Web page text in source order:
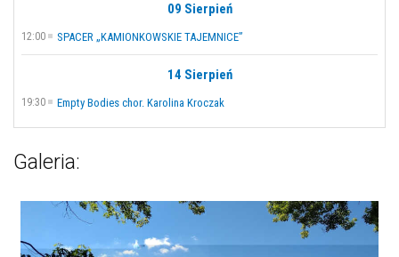
09 Sierpień
12:00 SPACER „KAMIONKOWSKIE TAJEMNICE”
14 Sierpień
19:30 Empty Bodies chor. Karolina Kroczak
Galeria: